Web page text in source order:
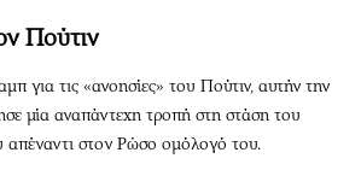
Πούτιν
για τις «ανοησίες» του Πούτιν, αυτήν την
μία αναπάντεχη τροπή στη στάση του
απέναντι στον Ρώσο ομόλογό του.